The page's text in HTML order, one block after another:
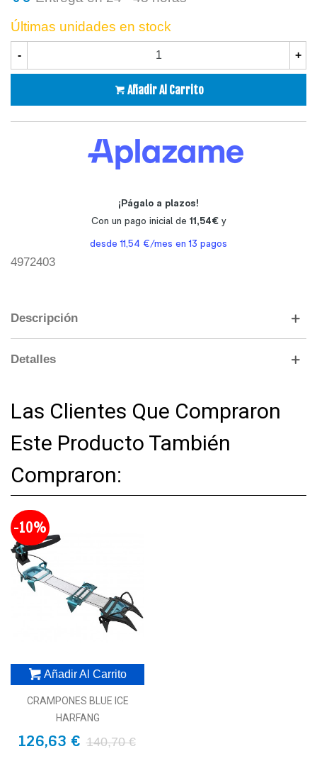
Últimas unidades en stock
- +
Añadir Al Carrito
4972403
Descripción
Detalles
Las Clientes Que Compraron
Este Producto También
Compraron:
-10%
Añadir Al Carrito
CRAMPONES BLUE ICE
HARFANG
126,63 € 140,70 €